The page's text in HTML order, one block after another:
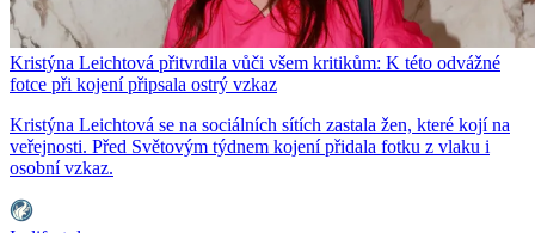
Kristýna Leichtová přitvrdila vůči všem kritikům: K této odvážné
fotce při kojení připsala ostrý vzkaz
Kristýna Leichtová se na sociálních sítích zastala žen, které kojí na
veřejnosti. Před Světovým týdnem kojení přidala fotku z vlaku i
osobní vzkaz.